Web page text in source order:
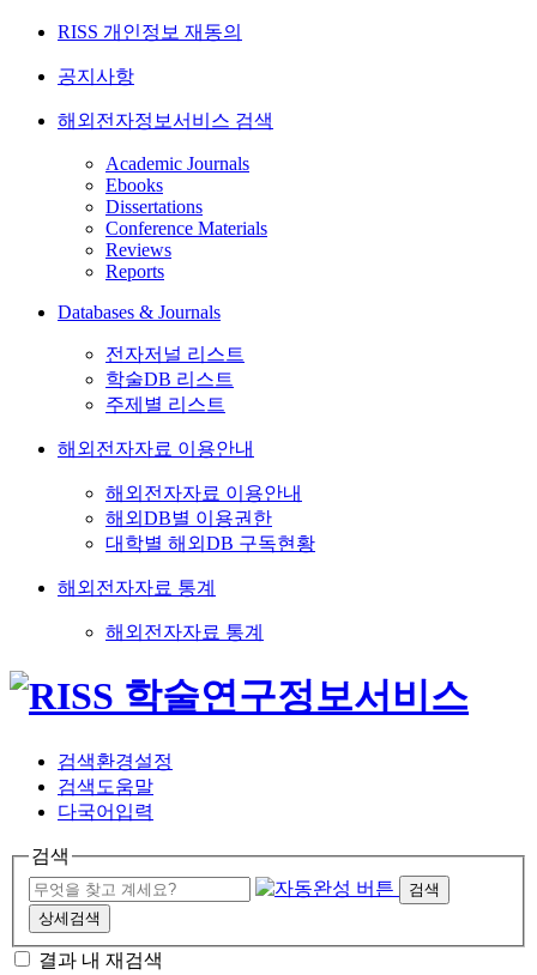
RISS 개인정보 재동의
공지사항
해외전자정보서비스 검색
Academic Journals
Ebooks
Dissertations
Conference Materials
Reviews
Reports
Databases & Journals
전자저널 리스트
학술DB 리스트
주제별 리스트
해외전자자료 이용안내
해외전자자료 이용안내
해외DB별 이용권한
대학별 해외DB 구독현황
해외전자자료 통계
해외전자자료 통계
검색환경설정
검색도움말
다국어입력
검색
검색
상세검색
결과 내 재검색